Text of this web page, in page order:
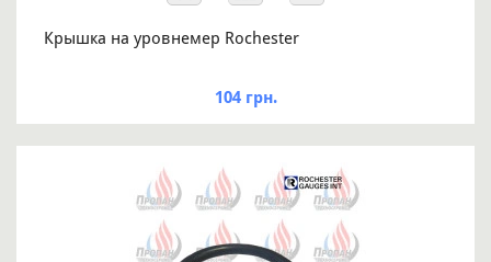
Крышка на уровнемер Rochester
104 грн.